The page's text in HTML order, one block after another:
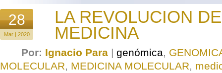
28
Mar | 2020
LA REVOLUCION
MEDICINA
Por: Ignacio Para | genómica,
MOLECULAR, MEDICINA MOLECULAR,